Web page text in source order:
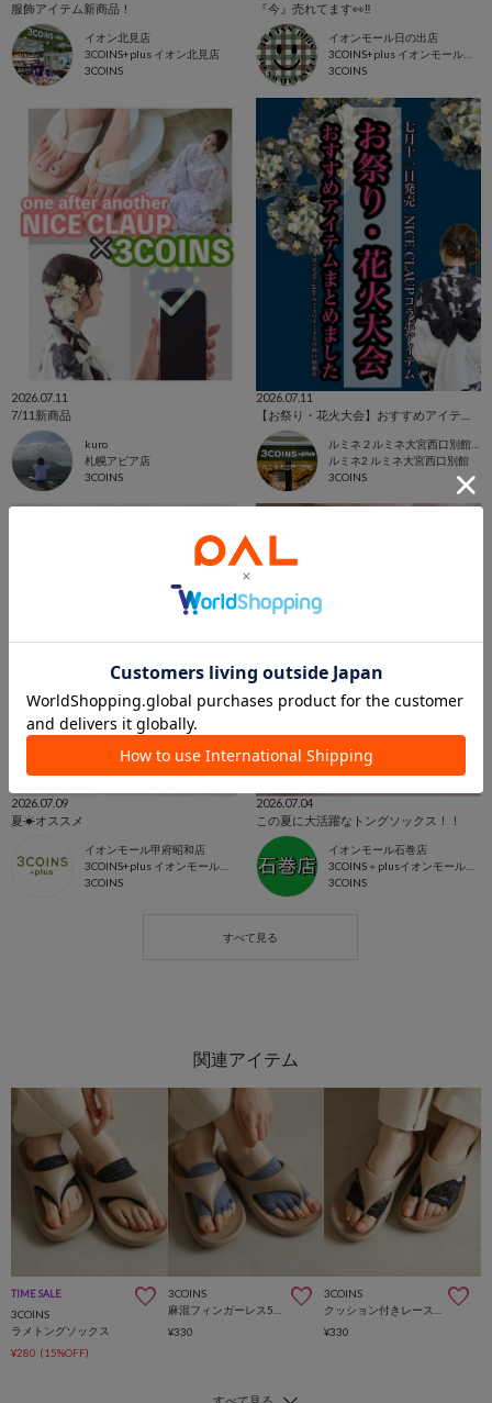
服飾アイテム新商品！
イオン北見店
3COINS+plus イオン北見店
3COINS
『今』売れてます👀‼️
イオンモール日の出店
3COINS
2026.07.11
7/11新商品
kuro
札幌アピア店
3COINS
2026.07.11
ルミネ2 ルミネ大宮西口別館
3COINS
2026.07.09
夏☀オススメ
イオンモール甲府昭和店
3COINS+plus イオンモール甲府昭和店
3COINS
2026.07.04
この夏に大活躍なトングソックス！！
イオンモール石巻店
3COINS
TIME SALE
3COINS
ラメトングソックス
¥280 (15%OFF)
3COINS
¥330
3COINS
¥330